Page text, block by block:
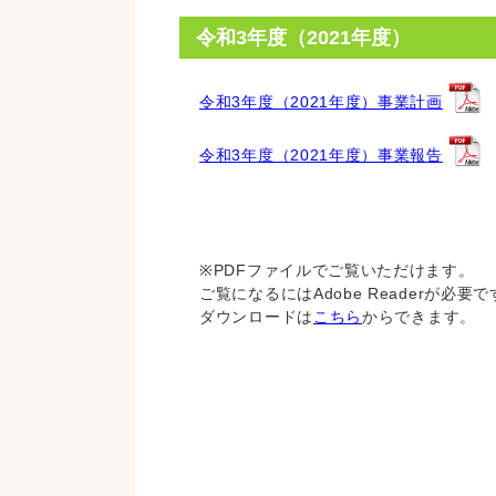
令和3年度（2021年度）
令和3年度（2021年度）事業計画
令和3年度（2021年度）事業報告
※PDFファイルでご覧いただけます。
ご覧になるにはAdobe Readerが必要で
ダウンロードは こちらからできます。